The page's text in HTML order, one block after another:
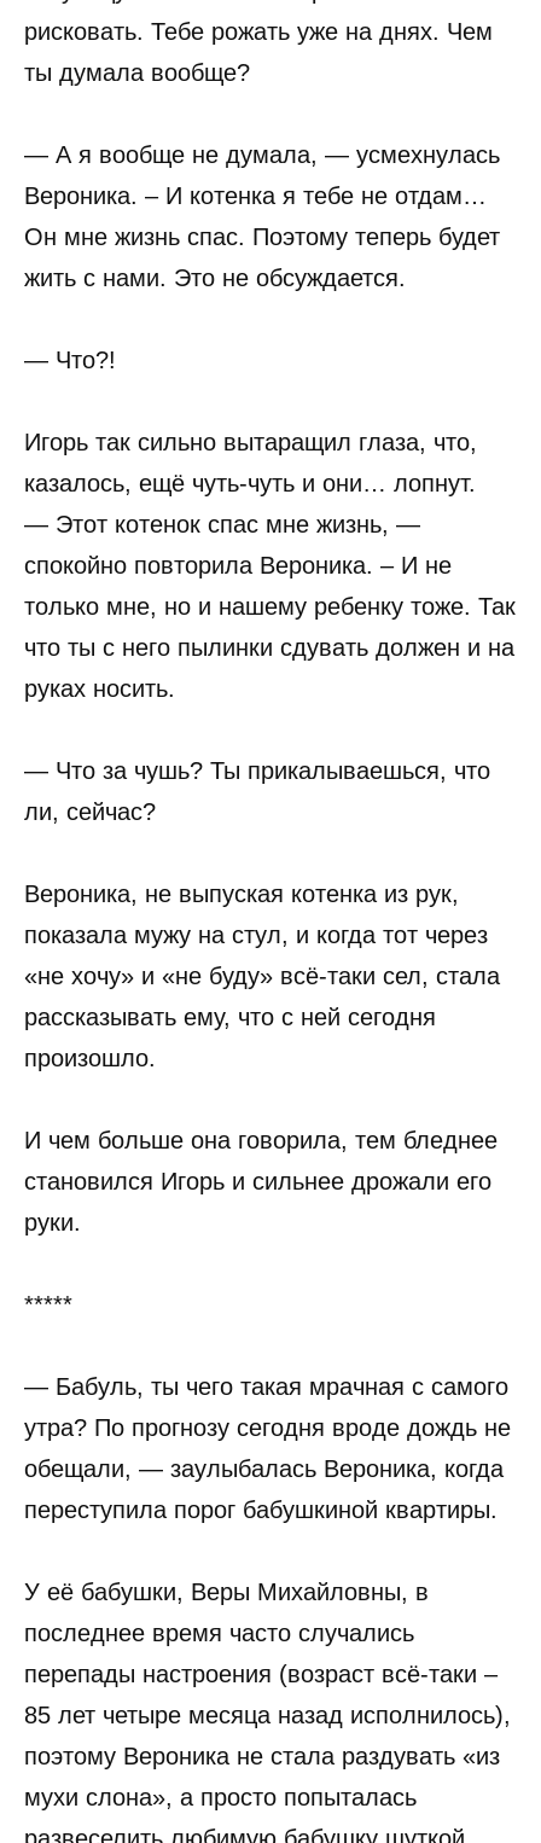
рисковать. Тебе рожать уже на днях. Чем
ты думала вообще?
— А я вообще не думала, — усмехнулась
Вероника. – И котенка я тебе не отдам…
Он мне жизнь спас. Поэтому теперь будет
жить с нами. Это не обсуждается.
— Что?!
Игорь так сильно вытаращил глаза, что,
казалось, ещё чуть-чуть и они… лопнут.
— Этот котенок спас мне жизнь, —
спокойно повторила Вероника. – И не
только мне, но и нашему ребенку тоже. Так
что ты с него пылинки сдувать должен и на
руках носить.
— Что за чушь? Ты прикалываешься, что
ли, сейчас?
Вероника, не выпуская котенка из рук,
показала мужу на стул, и когда тот через
«не хочу» и «не буду» всё-таки сел, стала
рассказывать ему, что с ней сегодня
произошло.
И чем больше она говорила, тем бледнее
становился Игорь и сильнее дрожали его
руки.
*****
— Бабуль, ты чего такая мрачная с самого
утра? По прогнозу сегодня вроде дождь не
обещали, — заулыбалась Вероника, когда
переступила порог бабушкиной квартиры.
У её бабушки, Веры Михайловны, в
последнее время часто случались
перепады настроения (возраст всё-таки –
85 лет четыре месяца назад исполнилось),
поэтому Вероника не стала раздувать «из
мухи слона», а просто попыталась
развеселить любимую бабушку шуткой.